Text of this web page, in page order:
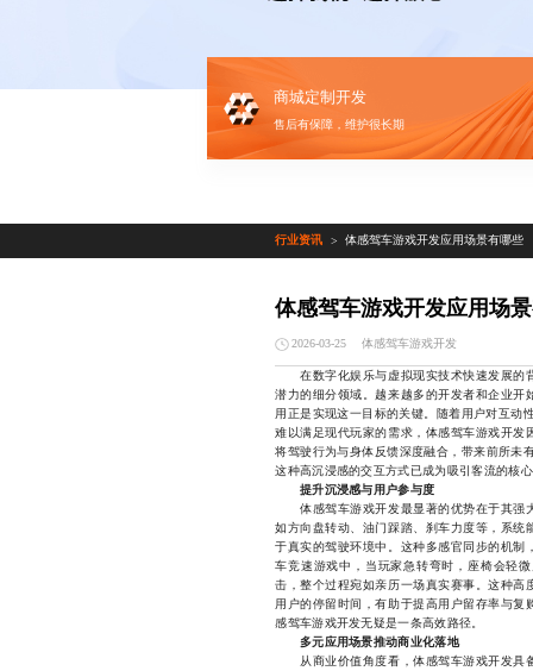
商城定制开发
售后有保障，维护很长期
行业资讯 > 体感驾车游戏开发应用场景有哪些
体感驾车游戏开发应用场
2026-03-25 体感驾车游戏开发
在数字化娱乐与虚拟现实技术快速发展的
潜力的细分领域。越来越多的开发者和企业
用正是实现这一目标的关键。随着用户对互动
难以满足现代玩家的需求，体感驾车游戏开
将驾驶行为与身体反馈深度融合，带来前所未
这种高沉浸感的交互方式已成为吸引客流的核
提升沉浸感与用户参与度
体感驾车游戏开发最显著的优势在于其强
如方向盘转动、油门踩踏、刹车力度等，系
于真实的驾驶环境中。这种多感官同步的机
车竞速游戏中，当玩家急转弯时，座椅会轻
击，整个过程宛如亲历一场真实赛事。这种
用户的停留时间，有助于提高用户留存率与
感驾车游戏开发无疑是一条高效路径。
多元应用场景推动商业化落地
从商业价值角度看，体感驾车游戏开发具